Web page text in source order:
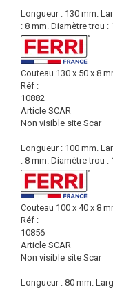
Longueur : 130 mm.
: 8 mm. Diamètre trou :
Couteau 130 x 50 x 8
Réf :
10882
Article SCAR
Non visible site Scar
Longueur : 100 mm.
: 8 mm. Diamètre trou :
Couteau 100 x 40 x 8
Réf :
10856
Article SCAR
Non visible site Scar
Longueur : 80 mm.